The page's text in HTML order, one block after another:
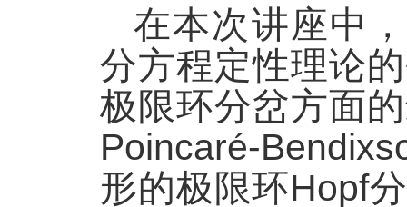
在本次讲座中
分方程定性理论
极限环分岔方面
Poincaré-
形的极限环Hopf